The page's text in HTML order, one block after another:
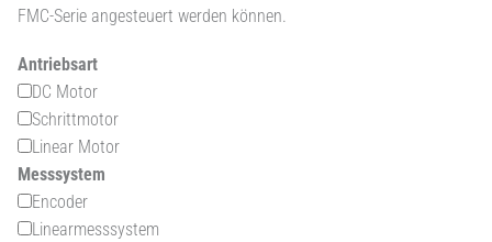
FMC-Serie angesteuert werden können.
Antriebsart
DC Motor
Schrittmotor
Linear Motor
Messsystem
Encoder
Linearmesssystem